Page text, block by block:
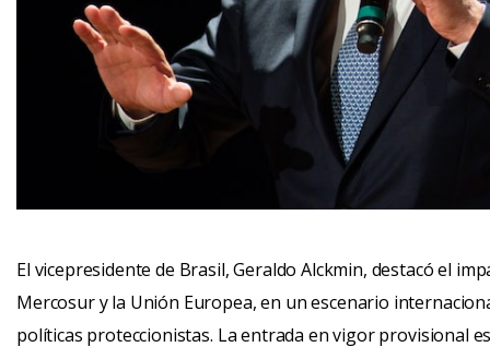
El vicepresidente de Brasil, Geraldo Alckmin, destacó el
Mercosur y la Unión Europea, en un escenario
políticas proteccionistas. La entrada en vigor provisional